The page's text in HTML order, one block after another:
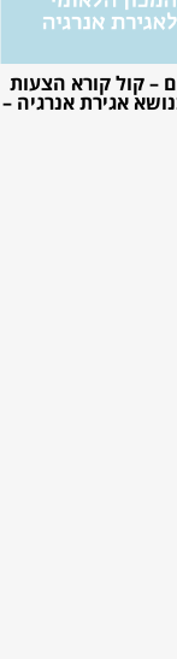
– קול קורא הצעות
אגירת אנרגיה –